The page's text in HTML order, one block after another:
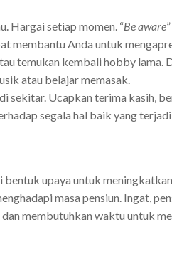
Hargai setiap momen. “Be aware
membantu Anda untuk
temukan kembali hobby
atau belajar memasak.
sekitar. Ucapkan terima kasih,
segala hal baik yang
upaya untuk
masa pensiun. Ingat,
membutuhkan waktu untuk